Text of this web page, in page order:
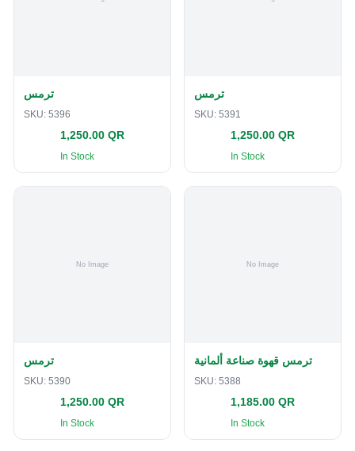
ترمس
SKU: 5396
1,250.00 QR
In Stock
ترمس
SKU: 5391
1,250.00 QR
In Stock
ترمس
SKU: 5390
1,250.00 QR
In Stock
ترمس قهوة صناعة ألمانية
SKU: 5388
1,185.00 QR
In Stock